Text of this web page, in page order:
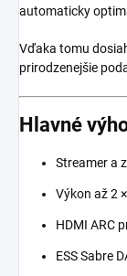
automaticky
Vďaka tomu
prirodzenejšie
Hlavné
Streamer a
Výkon až 2
HDMI ARC
ESS Sabre